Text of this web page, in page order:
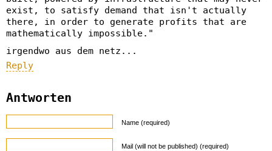
exist, to satisfy demand that isn't actually
there, in order to generate profits that are
mathematically impossible."
irgendwo aus dem netz...
Reply
Antworten
Name (required)
Mail (will not be published) (required)